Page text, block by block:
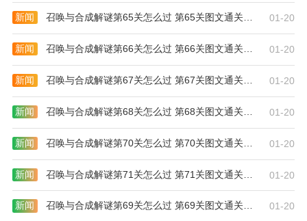
新人注册送核桃，可以用核桃扣核桃数，可以参与各种
口味。
[质量第一选择]
收集百万商家，最好是百万家电，严格执行12类筛选流
程，确保每一件商品都是好的。
软件优势
新闻 召唤与合成解谜第65关怎么过 第65关图文通关攻略 01-20
新闻 召唤与合成解谜第66关怎么过 第66关图文通关攻略 01-20
新闻 召唤与合成解谜第67关怎么过 第67关图文通关攻略 01-20
新闻 召唤与合成解谜第68关怎么过 第68关图文通关攻略 01-20
新闻 召唤与合成解谜第70关怎么过 第70关图文通关攻略 01-20
新闻 召唤与合成解谜第71关怎么过 第71关图文通关攻略 01-20
新闻 召唤与合成解谜第69关怎么过 第69关图文通关攻略 01-20